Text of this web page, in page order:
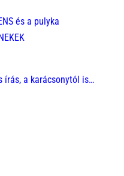
és a pulyka
írás, a karácsonytól is…